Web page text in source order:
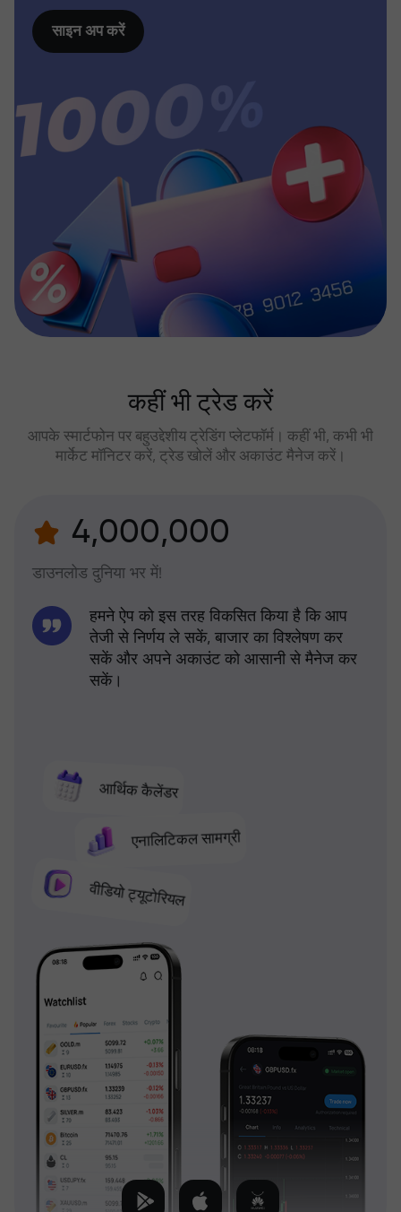
साइन अप करें
कहीं भी ट्रेड करें
आपके स्मार्टफोन पर बहुउद्देशीय ट्रेडिंग प्लेटफॉर्म। कहीं भी, कभी भी
मार्केट मॉनिटर करें, ट्रेड खोलें और अकाउंट मैनेज करें।
4,000,000
डाउनलोड दुनिया भर में!
आर्थिक कैलेंडर
एनालिटिकल सामग्री
वीडियो ट्यूटोरियल
हमने ऐप को इस तरह विकसित किया है कि आप
तेजी से निर्णय ले सकें, बाजार का विश्लेषण कर
सकें और अपने अकाउंट को आसानी से मैनेज कर
सकें।